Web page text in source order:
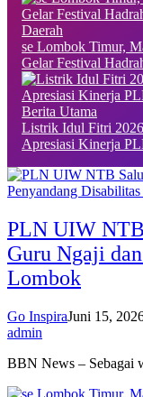
Daerah
se Lombok Timur,
Gelar Festival
Berita Utama
Listrik Idul Fitri
Apresiasi Kinerja
PLN UIW
Guru Ngaji
Lombok
Go InspiraJuni 15,
admin
BBN News – Sebagai